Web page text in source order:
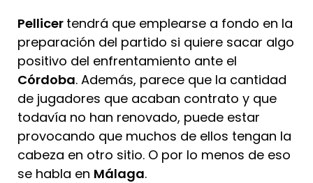
Pellicer tendrá que emplearse a fondo en la
preparación del partido si quiere sacar algo
positivo del enfrentamiento ante el
Córdoba. Además, parece que la cantidad
de jugadores que acaban contrato y que
todavía no han renovado, puede estar
provocando que muchos de ellos tengan la
cabeza en otro sitio. O por lo menos de eso
se habla en Málaga.